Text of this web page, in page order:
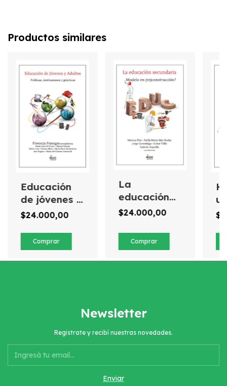
Productos similares
Educación
de jóvenes y
adultos
$24.000,00
La
educación
secundaria
(re)construcción?
$24.000,00
Newsletter
Registrate y recibí nuestras novedades.